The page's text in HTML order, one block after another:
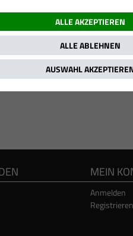
MEIN
Anmelden
Registrieren
ALLE AKZEPTIEREN
ALLE ABLEHNEN
AUSWAHL